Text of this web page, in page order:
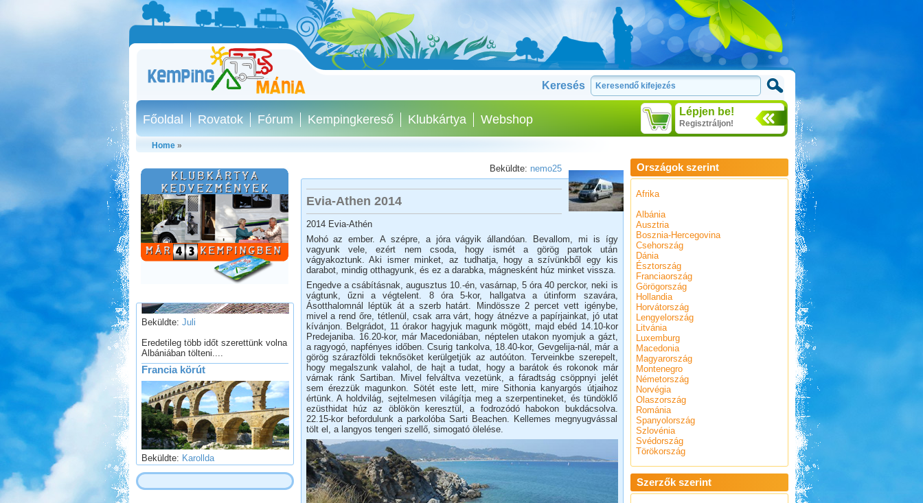
Keresés
Lépjen be!
Regisztráljon!
Főoldal Rovatok Fórum Kempingkereső Klubkártya Webshop
Home»
Bosznia-Hercegovina,
Montenegró, Albánia
Eredetileg több időt szerettünk volna
Francia körút
Beküldte:Karollda
Lakóautóval Svájcon át
Franciaországba
Mesepark.
Beküldte: nemo25
Evia-Athen 2014
2014 Evia-Athén
Mohó az ember. A szépre, a jóra vágyik állandóan. Bevallom, mi is így
vagyunk vele, ezért nem csoda, hogy ismét a görög partok után
vágyakoztunk. Aki ismer minket, az tudhatja, hogy a szívünkből egy kis
darabot, mindig otthagyunk, és ez a darabka, mágnesként húz minket vissza.
Engedve a csábításnak, augusztus 10.-én, vasárnap, 5 óra 40 perckor, neki is
vágtunk, űzni a végtelent. 8 óra 5-kor, hallgatva a útinform szavára,
Ásotthalomnál léptük át a szerb határt. Mindössze 2 percet vett igénybe,
mivel a rend őre, tétlenül, csak arra várt, hogy átnézve a papírjainkat, jó utat
kívánjon. Belgrádot, 11 órakor hagyjuk magunk mögött, majd ebéd 14.10-kor
Predejaniba. 16.20-kor, már Macedoniában, néptelen utakon nyomjuk a gázt,
a ragyogó, napfényes időben. Csurig tankolva, 18.40-kor, Gevgelija-nál, már a
görög szárazföldi teknősöket kerülgetjük az autóúton. Terveinkbe szerepelt,
hogy megalszunk valahol, de hajt a tudat, hogy a barátok és rokonok már
várnak ránk Sartiban. Mivel felváltva vezetünk, a fáradtság csöppnyi jelét
sem érezzük magunkon. Sötét este lett, mire Sithonia kanyargós útjaihoz
értünk. A holdvilág, sejtelmesen világítja meg a szerpentineket, és tündöklő
ezüsthidat húz az öblökön keresztül, a fodrozódó habokon bukdácsolva.
22.15-kor befordulunk a parkolóba Sarti Beachen. Kellemes megnyugvással
tölt el, a langyos tengeri szellő, simogató ölelése.
Országok szerint
Afrika
Albánia
Ausztria
Bosznia-Hercegovina
Csehország
Dánia
Észtország
Franciaország
Görögország
Hollandia
Horvátország
Lengyelország
Litvánia
Luxemburg
Macedonia
Magyarország
Montenegro
Németország
Norvégia
Olaszország
Románia
Spanyolország
Szlovénia
Svédország
Törökország
Szerzők szerint